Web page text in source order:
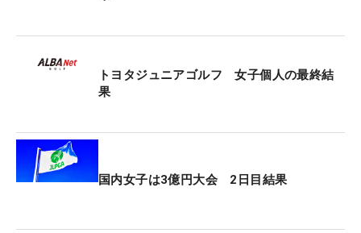
に頑張っていけた。メンタルも保持できてよかっ
ことは自信につながりました」と喜びも口にした。
（米国）、トータル14アンダー・4位にはトム・
デ・ヘリーポン（フランス）が入った。
トヨタジュニアゴルフ 女子個人の最終結
果
国内女子は3億円大会 2日目結果